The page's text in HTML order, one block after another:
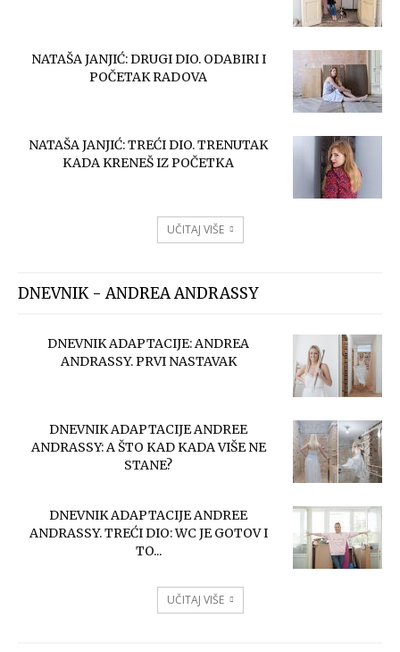
NATAŠA JANJIĆ: DRUGI DIO. ODABIRI I
POČETAK RADOVA
NATAŠA JANJIĆ: TREĆI DIO. TRENUTAK
KADA KRENEŠ IZ POČETKA
UČITAJ VIŠE
DNEVNIK - ANDREA ANDRASSY
DNEVNIK ADAPTACIJE: ANDREA
ANDRASSY. PRVI NASTAVAK
DNEVNIK ADAPTACIJE ANDREE
ANDRASSY: A ŠTO KAD KADA VIŠE NE
STANE?
DNEVNIK ADAPTACIJE ANDREE
ANDRASSY. TREĆI DIO: WC JE GOTOV I
TO...
UČITAJ VIŠE